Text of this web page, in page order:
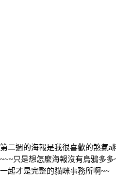
第二週的海報是我很喜歡的煞氣a
~~~只是想怎麼海報沒有烏鴉多
一起才是完整的貓咪事務所啊~~